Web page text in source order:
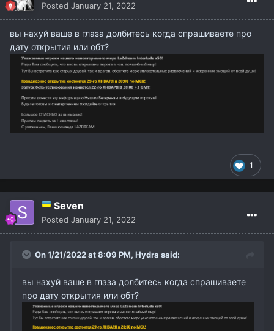
Posted January 21, 2022
вы нахуй ваше в глаза долбитесь когда спрашиваете про
дату открытия или обт?
1
Seven
Posted January 21, 2022
On 1/21/2022 at 8:09 PM, Hydra said:
вы нахуй ваше в глаза долбитесь когда спрашиваете
про дату открытия или обт?